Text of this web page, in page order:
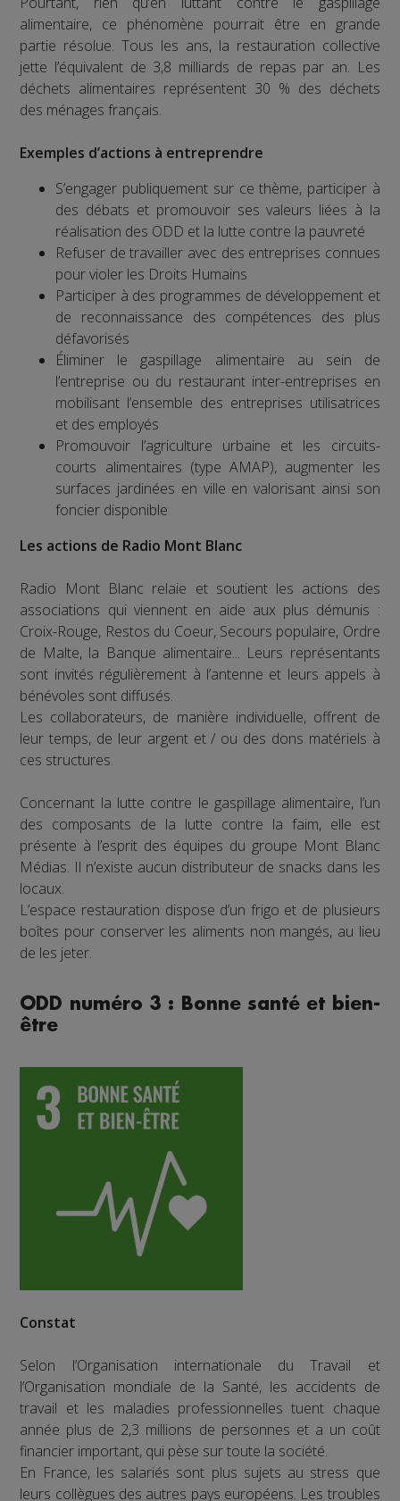
alimentaire, ce phénomène pourrait être en grande
partie résolue. Tous les ans, la restauration collective
jette l’équivalent de 3,8 milliards de repas par an. Les
déchets alimentaires représentent 30 % des déchets
des ménages français.
Exemples d’actions à entreprendre
S’engager publiquement sur ce thème, participer à
des débats et promouvoir ses valeurs liées à la
réalisation des ODD et la lutte contre la pauvreté
Refuser de travailler avec des entreprises connues
pour violer les Droits Humains
Participer à des programmes de développement et
de reconnaissance des compétences des plus
défavorisés
Éliminer le gaspillage alimentaire au sein de
l’entreprise ou du restaurant inter-entreprises en
mobilisant l’ensemble des entreprises utilisatrices
et des employés
Promouvoir l’agriculture urbaine et les circuits-
courts alimentaires (type AMAP), augmenter les
surfaces jardinées en ville en valorisant ainsi son
foncier disponible
Les actions de Radio Mont Blanc
Radio Mont Blanc relaie et soutient les actions des
associations qui viennent en aide aux plus démunis :
Croix-Rouge, Restos du Coeur, Secours populaire, Ordre
de Malte, la Banque alimentaire... Leurs représentants
sont invités régulièrement à l’antenne et leurs appels à
bénévoles sont diffusés.
Les collaborateurs, de manière individuelle, offrent de
leur temps, de leur argent et / ou des dons matériels à
ces structures.
Concernant la lutte contre le gaspillage alimentaire, l’un
des composants de la lutte contre la faim, elle est
présente à l’esprit des équipes du groupe Mont Blanc
Médias. Il n’existe aucun distributeur de snacks dans les
locaux.
L’espace restauration dispose d’un frigo et de plusieurs
boîtes pour conserver les aliments non mangés, au lieu
de les jeter.
ODD numéro 3 : Bonne santé et bien-
être
Constat
Selon l’Organisation internationale du Travail et
l’Organisation mondiale de la Santé, les accidents de
travail et les maladies professionnelles tuent chaque
année plus de 2,3 millions de personnes et a un coût
financier important, qui pèse sur toute la société.
En France, les salariés sont plus sujets au stress que
leurs collègues des autres pays européens. Les troubles